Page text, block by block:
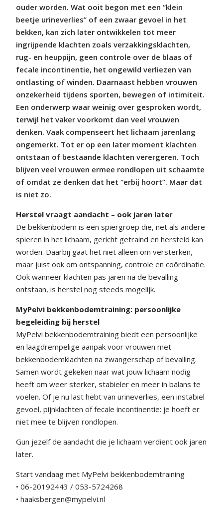
ouder worden. Wat ooit begon met een “klein
beetje urineverlies” of een zwaar gevoel in het
bekken, kan zich later ontwikkelen tot meer
ingrijpende klachten zoals verzakkingsklachten,
rug- en heuppijn, geen controle over de blaas of
fecale incontinentie, het ongewild verliezen van
ontlasting of winden. Daarnaast hebben vrouwen
onzekerheid tijdens sporten, bewegen of intimiteit.
Een onderwerp waar weinig over gesproken wordt,
terwijl het vaker voorkomt dan veel vrouwen
denken. Vaak compenseert het lichaam jarenlang
ongemerkt. Tot er op een later moment klachten
ontstaan of bestaande klachten verergeren. Toch
blijven veel vrouwen ermee rondlopen uit schaamte
of omdat ze denken dat het “erbij hoort”. Maar dat
is niet zo.
Herstel vraagt aandacht – ook jaren later
De bekkenbodem is een spiergroep die, net als andere
spieren in het lichaam, gericht getraind en hersteld kan
worden. Daarbij gaat het niet alleen om versterken,
maar juist ook om ontspanning, controle en coördinatie.
Ook wanneer klachten pas jaren na de bevalling
ontstaan, is herstel nog steeds mogelijk.
MyPelvi bekkenbodemtraining: persoonlijke
begeleiding bij herstel
MyPelvi bekkenbodemtraining biedt een persoonlijke
en laagdrempelige aanpak voor vrouwen met
bekkenbodemklachten na zwangerschap of bevalling.
Samen wordt gekeken naar wat jouw lichaam nodig
heeft om weer sterker, stabieler en meer in balans te
voelen. Of je nu last hebt van urineverlies, een instabiel
gevoel, pijnklachten of fecale incontinentie: je hoeft er
niet mee te blijven rondlopen.
Gun jezelf de aandacht die je lichaam verdient ook jaren
later.
Start vandaag met MyPelvi bekkenbodemtraining
• 06-20192443 / 053-5724268
• haaksbergen@mypelvi.nl